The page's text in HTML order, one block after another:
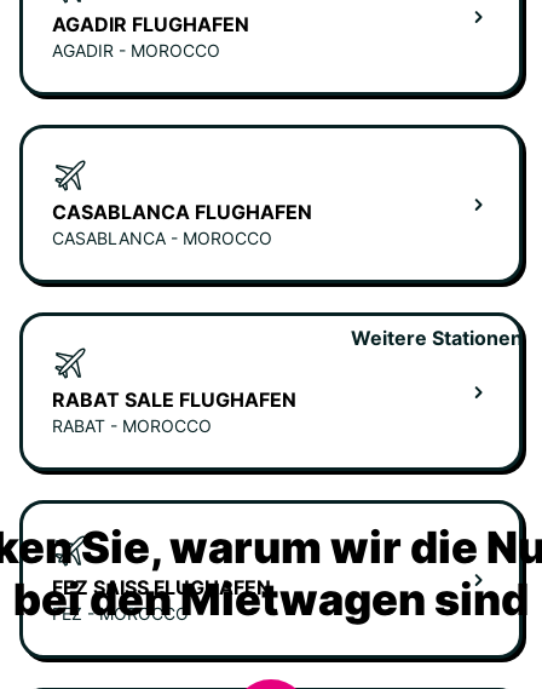
AGADIR FLUGHAFEN
AGADIR - MOROCCO
CASABLANCA FLUGHAFEN
CASABLANCA - MOROCCO
RABAT SALE FLUGHAFEN
RABAT - MOROCCO
FEZ SAISS FLUGHAFEN
FEZ - MOROCCO
Weitere Stationen
Sie, warum wir die
bei den Mietwagen sind